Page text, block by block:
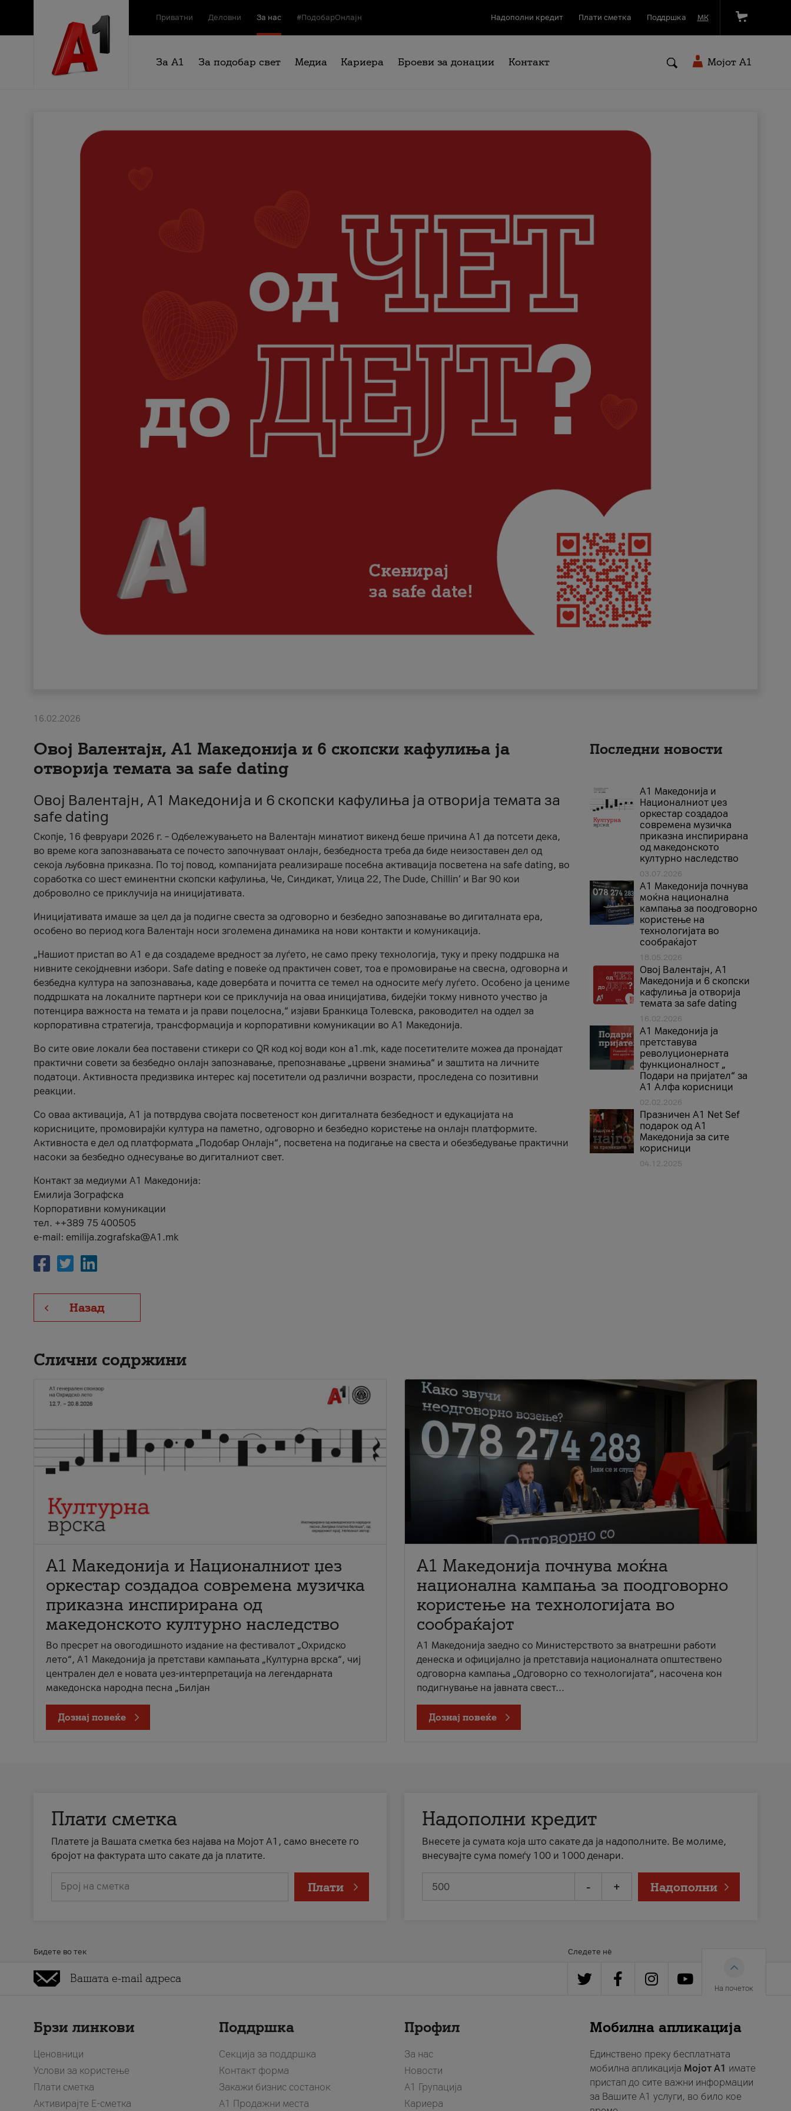
Приватни Деловни За нас #ПодобарОнлајн Надополни кредит Плати сметка Поддршка МК
За А1 За подобар свет Медиа Кариера Броеви за донации Контакт Мојот A1
16.02.2026
Овој Валентајн, A1 Македонија и 6 скопски кафулиња ја
отворија темата за safe dating
Овој Валентајн, A1 Македонија и 6 скопски кафулиња ја отворија темата за
safe dating
Скопје, 16 февруари 2026 г. – Одбележувањето на Валентајн минатиот викенд беше причина А1 да потсети дека,
во време кога запознавањата се почесто започнуваат онлајн, безбедноста треба да биде неизоставен дел од
секоја љубовна приказна. По тој повод, компанијата реализираше посебна активација посветена на safe dating, во
соработка со шест еминентни скопски кафулиња, Че, Синдикат, Улица 22, The Dude, Chillin’ и Bar 90 кои
доброволно се приклучија на иницијативата.
Иницијативата имаше за цел да ја подигне свеста за одговорно и безбедно запознавање во дигиталната ера,
особено во период кога Валентајн носи зголемена динамика на нови контакти и комуникација.
„Нашиот пристап во А1 е да создадеме вредност за луѓето, не само преку технологија, туку и преку поддршка на
нивните секојдневни избори. Safe dating е повеќе од практичен совет, тоа е промовирање на свесна, одговорна и
безбедна култура на запознавања, каде довербата и почитта се темел на односите меѓу луѓето. Особено ја цениме
поддршката на локалните партнери кои се приклучија на оваа иницијатива, бидејќи токму нивното учество ја
потенцира важноста на темата и ја прави поцелосна,“ изјави Бранкица Толевска, раководител на оддел за
корпоративна стратегија, трансформација и корпоративни комуникации во А1 Македонија.
Во сите овие локали беа поставени стикери со QR код кој води кон a1.mk, каде посетителите можеа да пронајдат
практични совети за безбедно онлајн запознавање, препознавање „црвени знамиња“ и заштита на личните
податоци. Активноста предизвика интерес кај посетители од различни возрасти, проследена со позитивни
реакции.
Со оваа активација, А1 ја потврдува својата посветеност кон дигиталната безбедност и едукацијата на
корисниците, промовирајќи култура на паметно, одговорно и безбедно користење на онлајн платформите.
Активноста е дел од платформата „Подобар Онлајн“, посветена на подигање на свеста и обезбедување практични
насоки за безбедно однесување во дигиталниот свет.
Контакт за медиуми А1 Македонија:
Емилија Зографска
Корпоративни комуникации
тел. ++389 75 400505
e-mail: emilija.zografska@A1.mk
Назад
Последни новости
А1 Македонија и
Националниот џез
оркестар создадоа
современа музичка
приказна инспирирана
од македонското
културно наследство
03.07.2026
A1 Македонија почнува
моќна национална
кампања за поодговорно
користење на
технологијата во
сообраќајот
18.05.2026
Овој Валентајн, A1
Македонија и 6 скопски
кафулиња ја отворија
темата за safe dating
16.02.2026
А1 Македонија ја
претставува
револуционерната
функционалност „
Подари на пријател“ за
А1 Алфа корисници
02.02.2026
Празничен A1 Net Sеf
подарок од А1
Македонија за сите
корисници
04.12.2025
Слични содржини
А1 Македонија и Националниот џез
оркестар создадоа современа музичка
приказна инспирирана од
македонското културно наследство
Во пресрет на овогодишното издание на фестивалот „Охридско
лето“, А1 Македонија ја претстави кампањата „Културна врска“, чиј
централен дел е новата џез-интерпретација на легендарната
македонска народна песна „Билјан
Дознај повеќе
A1 Македонија почнува моќна
национална кампања за поодговорно
користење на технологијата во
сообраќајот
A1 Македонија заедно со Министерството за внатрешни работи
денеска и официјално ја претставија националната општествено
одговорна кампања „Одговорно со технологијата“, насочена кон
подигнување на јавната свест...
Дознај повеќе
Плати сметка
Платете ја Вашата сметка без најава на Мојот А1, само внесете го
бројот на фактурата што сакате да ја платите.
Број на сметка Плати
Надополни кредит
Внесете ја сумата која што сакате да ја надополните. Ве молиме,
внесувајте сума помеѓу 100 и 1000 денари.
- + Надополни
Бидете во тек Следете нè
На почеток
Брзи линкови
Ценовници
Услови за користење
Плати сметка
Активирајте Е-сметка
Поддршка
Секција за поддршка
Контакт форма
Закажи бизнис состанок
A1 Продажни места
Профил
За нас
Новости
А1 Групација
Кариера
Мобилна апликација
Единствено преку бесплатната
мобилна апликација Мојот A1 имате
пристап до сите важни информации
за Вашите A1 услуги, во било кое